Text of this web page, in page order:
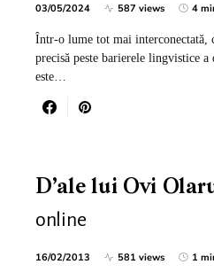
03/05/2024 587 views 4
Într-o lume tot mai interconectată,
precisă peste barierele lingvistice a
este…
D’ale lui Ovi
online
16/02/2013 581 views 1